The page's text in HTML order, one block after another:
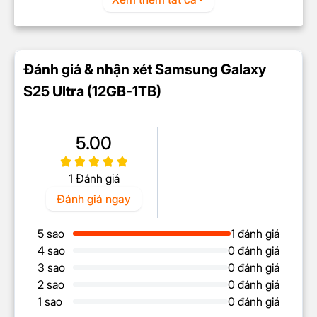
40%. Điều này nghĩa là chơi game sẽ mượt mà hơn,
hình ảnh hiển thị đẹp hơn và các tác vụ liên quan
đến đồ họa cũng được xử lý nhanh hơn
NPU Hexagon hỗ trợ trí tuệ nhân
ChipGalaxy S25 Ultra
thế hệ mới này được thiết kế
Đánh giá & nhận xét Samsung Galaxy
S25 Ultra (12GB-1TB)
5.00
1 Đánh giá
Đánh giá ngay
5 sao
1 đánh giá
4 sao
0 đánh giá
3 sao
0 đánh giá
2 sao
0 đánh giá
1 sao
0 đánh giá